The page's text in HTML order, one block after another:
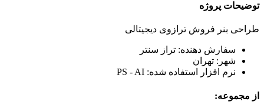
توضیحات پروژه
طراحی بنر فروش ترازوی دیجیتالی
سفارش دهنده: تراز سنتر
شهر: تهران
نرم افزار استفاده شده: PS - AI
از مجموعه: